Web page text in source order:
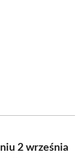
2 września